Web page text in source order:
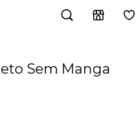
Sem Manga